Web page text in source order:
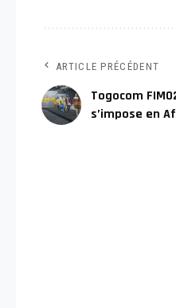
ARTICLE PRÉCÉDENT
Togocom
s’impose en